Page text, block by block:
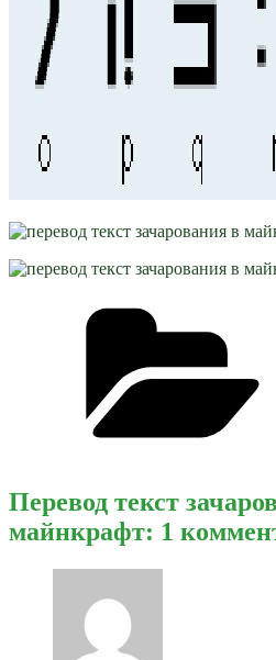
Перевод текст
майнкрафт: 1